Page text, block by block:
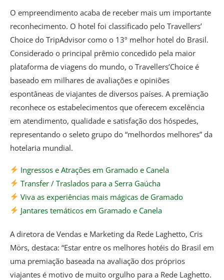
O empreendimento acaba de receber mais um importante
reconhecimento. O hotel foi classificado pelo Travellers’
Choice do TripAdvisor como o 13º melhor hotel do Brasil.
Considerado o principal prêmio concedido pela maior
plataforma de viagens do mundo, o Travellers’Choice é
baseado em milhares de avaliações e opiniões
espontâneas de viajantes de diversos países. A premiação
reconhece os estabelecimentos que oferecem excelência
em atendimento, qualidade e satisfação dos hóspedes,
representando o seleto grupo do “melhordos melhores” da
hotelaria mundial.
Ingressos e Atrações em Gramado e Canela
Transfer / Traslados para a Serra Gaúcha
Viva as experiências mais mágicas de Gramado
Jantares temáticos em Gramado e Canela
A diretora de Vendas e Marketing da Rede Laghetto, Cris
Mörs, destaca: “Estar entre os melhores hotéis do Brasil em
uma premiação baseada na avaliação dos próprios
viajantes é motivo de muito orgulho para a Rede Laghetto.